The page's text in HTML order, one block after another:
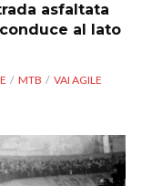
asfaltata
al lato
MTB VAI AGILE